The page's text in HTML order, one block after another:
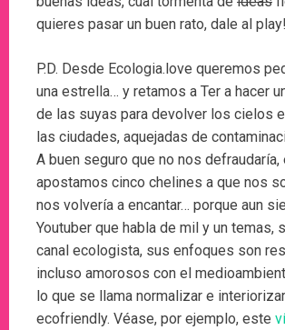
quieres pasar un buen rato, dale al play!
P.D. Desde Ecologia.love queremos
una estrella… y retamos a Ter a hacer
de las suyas para devolver los cielos
las ciudades, aquejadas de
A buen seguro que no nos defraudaría,
apostamos cinco chelines a que nos
nos volvería a encantar… porque aun
Youtuber que habla de mil y un temas,
canal ecologista, sus enfoques son
incluso amorosos con el
lo que se llama normalizar e
ecofriendly. Véase, por ejemplo, este